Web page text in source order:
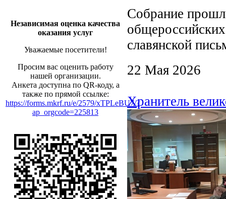
Независимая оценка качества
оказания услуг
Уважаемые посетители!
Просим вас оценить работу
нашей организации.
Анкета доступна по QR-коду, а
также по прямой ссылке:
https://forms.mkrf.ru/e/2579/xTPLeBU7/?
ap_orgcode=225813
Собрание
славянской
22 Мая 2026
Хранитель